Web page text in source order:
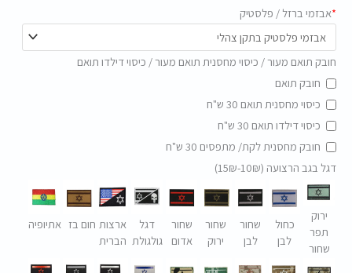
*אבזמי ברזל / פלסטיק
חובק תואם מעור / כיסוי מחסנית תואם מעור / כיסוי דילדו תואם
חובק תואם
כיסוי מחסנית תואם 30 ש"ח
כיסוי דילדו תואם 30 ש"ח
חובק מחסנית לקת/ מתפסים 30 ש"ח
דגל בגב הרצועה (10₪-15₪)
ירוק
תפר
שחור
כחול
לבן
שחור
לבן
שחור
ירוק
שחור
אדום
דגל
גולגולת
ארצות
הברית
חום בז אתיופיה